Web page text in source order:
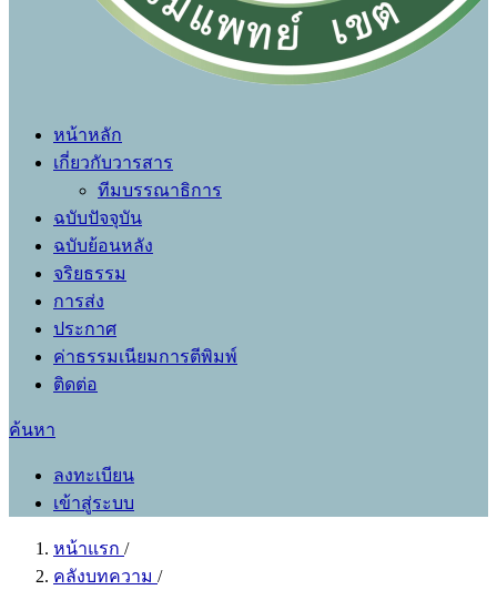
หน้าหลัก
เกี่ยวกับวารสาร
ทีมบรรณาธิการ
ฉบับปัจจุบัน
ฉบับย้อนหลัง
จริยธรรม
การส่ง
ประกาศ
ค่าธรรมเนียมการตีพิมพ์
ติดต่อ
ค้นหา
ลงทะเบียน
เข้าสู่ระบบ
หน้าแรก /
คลังบทความ /